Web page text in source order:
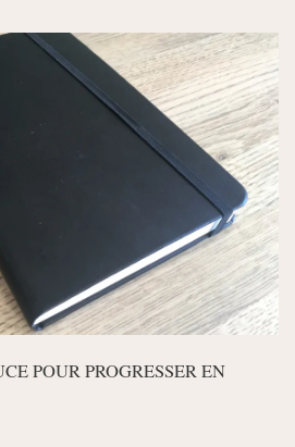
POUR PROGRESSER EN